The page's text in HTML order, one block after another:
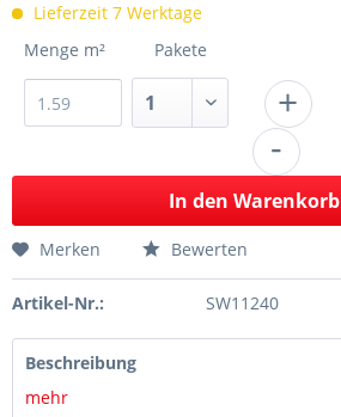
Lieferzeit 7 Werktage
Menge m²
Pakete
+
-
In den Warenkorb
Merken Bewerten
Artikel-Nr.: SW11240
Beschreibung
mehr